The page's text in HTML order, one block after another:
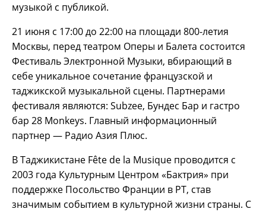
музыкой с публикой.
21 июня с 17:00 до 22:00 на площади 800-летия
Москвы, перед театром Оперы и Балета состоится
Фестиваль Электронной Музыки, вбирающий в
себе уникальное сочетание французской и
таджикской музыкальной сцены. Партнерами
фестиваля являются: Subzee, Бундес Бар и гастро
бар 28 Monkeys. Главный информационный
партнер — Радио Азия Плюс.
В Таджикистане Fête de la Musique проводится с
2003 года Культурным Центром «Бактрия» при
поддержке Посольство Франции в РТ, став
значимым событием в культурной жизни страны. С